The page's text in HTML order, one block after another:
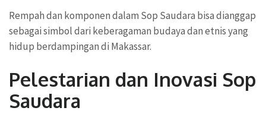
Rempah dan komponen dalam Sop Saudara bisa dianggap
sebagai simbol dari keberagaman budaya dan etnis yang
hidup berdampingan di Makassar.
Pelestarian dan Inovasi Sop
Saudara